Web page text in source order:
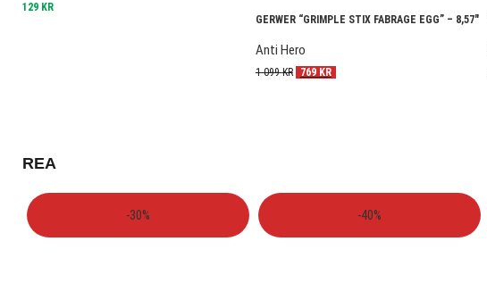
129 KR
GERWER “GRIMPLE STIX FABRAGE EGG” – 8,57″
Anti Hero
1 099KR 769 KR
REA
-30% -40%